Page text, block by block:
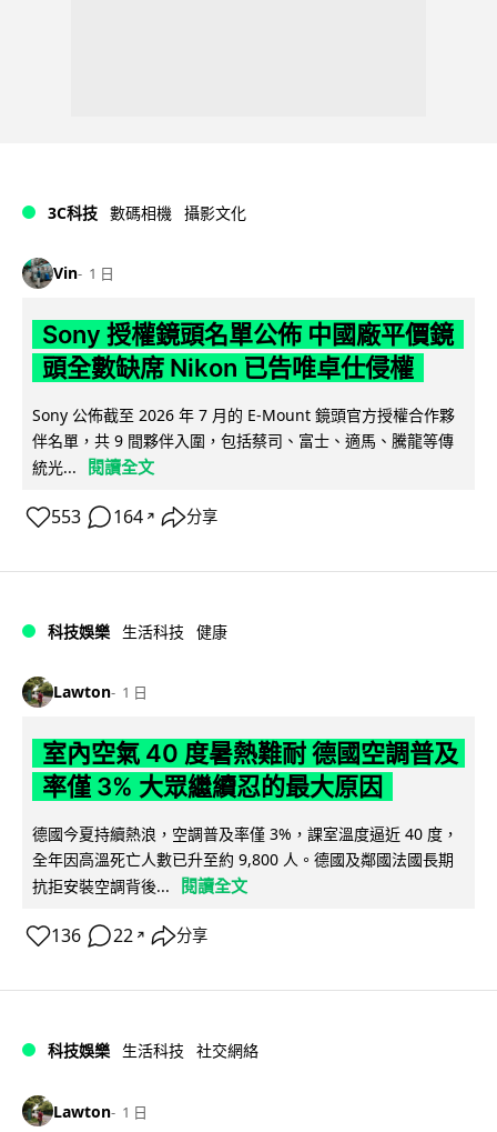
3C科技 數碼相機 攝影文化
Vin 1 日
Sony 授權鏡頭名單公佈 中國廠平價鏡
頭全數缺席 Nikon 已告唯卓仕侵權
Sony 公佈截至 2026 年 7 月的 E-Mount 鏡頭官方授權合作夥
伴名單，共 9 間夥伴入圍，包括蔡司、富士、適馬、騰龍等傳
統光...
閱讀全文
553 164 ↗ 分享
科技娛樂 生活科技 健康
Lawton 1 日
室內空氣 40 度暑熱難耐 德國空調普及
率僅 3% 大眾繼續忍的最大原因
德國今夏持續熱浪，空調普及率僅 3%，課室溫度逼近 40 度，
全年因高溫死亡人數已升至約 9,800 人。德國及鄰國法國長期
抗拒安裝空調背後...
閱讀全文
136 22 ↗ 分享
科技娛樂 生活科技 社交網絡
Lawton 1 日